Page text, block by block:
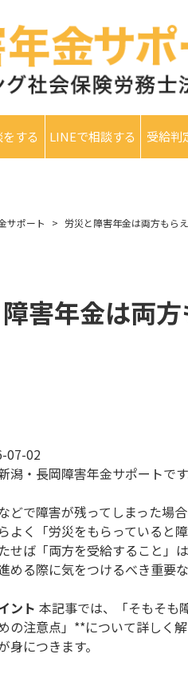
する LINEで相談する 受給判
サポート 労災と障害年金は両方もら
害年金は両
07-02
潟・長岡障害年金サポートです
どで障害が残ってしまった場
よく「労災をもらっていると
せば「両方を受給すること」
める際に気をつけるべき重要
ント 本記事では、「そもそも
の注意点」**について詳しく
身につきます。